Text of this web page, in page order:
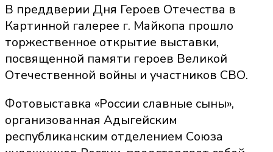
В преддверии Дня Героев Отечества в
Картинной галерее г. Майкопа прошло
торжественное открытие выставки,
посвященной памяти героев Великой
Отечественной войны и участников СВО.
Фотовыставка «России славные сыны»,
организованная Адыгейским
республиканским отделением Союза